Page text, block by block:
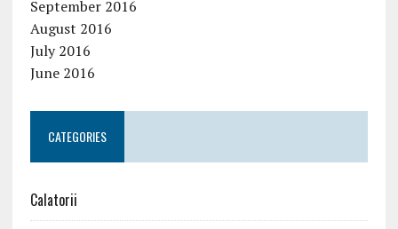
September 2016
August 2016
July 2016
June 2016
CATEGORIES
Calatorii